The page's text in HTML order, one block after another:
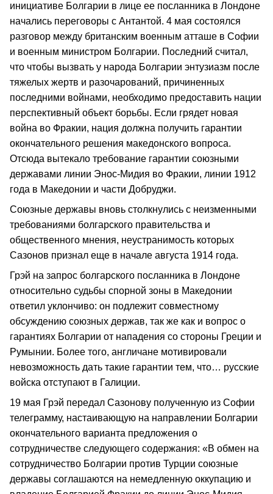
инициативе Болгарии в лице ее посланника в Лондоне
начались переговоры с Антантой. 4 мая состоялся
разговор между бри­танским военным атташе в Софии
и военным министром Болгарии. Последний считал,
что чтобы вызвать у народа Болгарии энтузиазм после
тяжелых жертв и разочарований, причиненных
последними войнами, необходимо предоставить нации
перспективный объект борьбы. Если грядет новая
война во Фракии, нация должна полу­чить гарантии
окончательного решения македонского вопроса.
Отсюда вытекало требование га­рантии союзными
державами линии Энос‑Мидия во Фракии, линии 1912
года в Маке­донии и части Добруджи.
Союзные державы вновь столкнулись с неизменными
требованиями болгарского правительства и
общественного мнения, неустранимость которых
Сазонов признал еще в начале августа 1914 года.
Грэй на запрос болгарского послан­ника в Лондоне
относительно судьбы спорной зоны в Македонии
ответил уклончиво: он подлежит совместному
обсуждению союзных держав, так же как и вопрос о
гарантиях Болгарии от нападения со стороны Греции и
Румынии. Более того, англичане мотивировали
невозможность дать такие гарантии тем, что… русские
войска отступают в Галиции.
19 мая Грэй передал Сазонову полученную из Софии
телеграмму, настаивающую на направлении Болгарии
окончательного варианта предложения о
сотрудничестве следующего содержания: «В обмен на
сотрудни­чество Болгарии против Турции союзные
державы соглашаются на немед­ленную оккупацию и